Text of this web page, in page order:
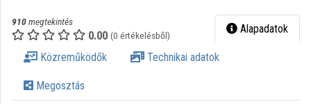
Kategóriák
Intézményi listák
Intézmények
910megtekintés
0.00 (0 értékelésből) Alapadatok
Közreműködők Technikai adatok
Megosztás